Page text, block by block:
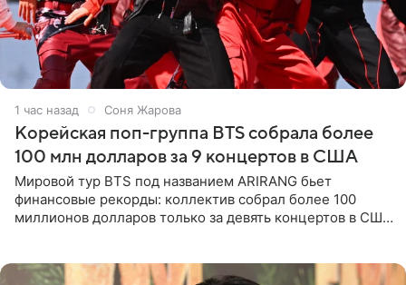
1 час назад Соня Жарова
Корейская поп-группа BTS собрала более
100 млн долларов за 9 концертов в США
Мировой тур BTS под названием ARIRANG бьет
финансовые рекорды: коллектив собрал более 100
миллионов долларов только за девять концертов в США.